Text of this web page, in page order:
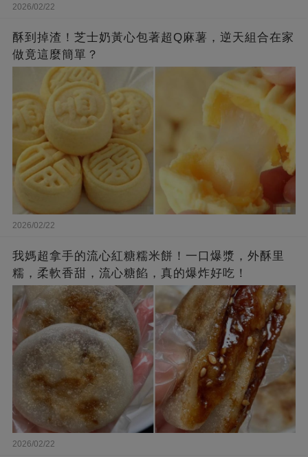
2026/02/22
酥到掉渣！芝士奶黃心包著超Q麻薯，逆天組合在家
做竟這麼簡單？
2026/02/22
我媽超拿手的流心紅糖糯米餅！一口爆漿，外酥里
糯，柔軟香甜，流心糖餡，真的爆炸好吃！
2026/02/22